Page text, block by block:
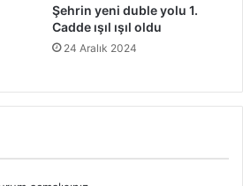
Şehrin yeni duble yolu 1.
Cadde ışıl ışıl oldu
24 Aralık 2024